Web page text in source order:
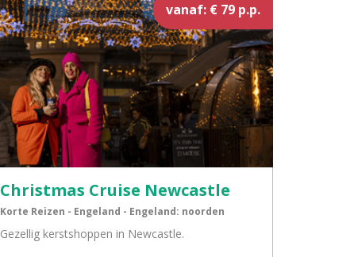
vanaf: € 79 p.p.
Christmas Cruise Newcastle
Korte Reizen - Engeland - Engeland: noorden
Gezellig kerstshoppen in Newcastle.